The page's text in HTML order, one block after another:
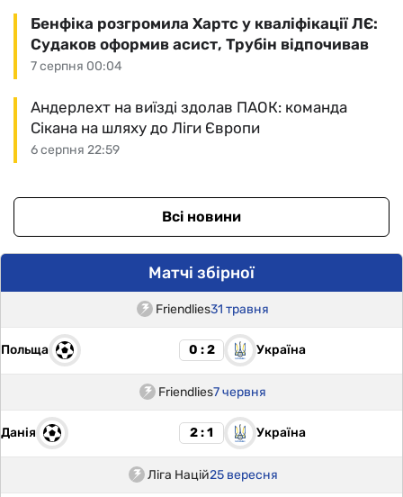
7 серпня 00:04
Бенфіка розгромила Хартс у кваліфікації ЛЄ:
Судаков оформив асист, Трубін відпочивав
6 серпня 22:59
Андерлехт на виїзді здолав ПАОК: команда
Сікана на шляху до Ліги Європи
Всі новини
Матчі збірної
Friendlies31 травня
Польща 0 : 2 Україна
Friendlies7 червня
Данія 2 : 1 Україна
Ліга Націй25 вересня